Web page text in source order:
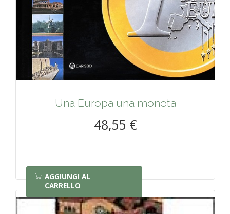
Una Europa una moneta
48,55 €
AGGIUNGI AL
CARRELLO